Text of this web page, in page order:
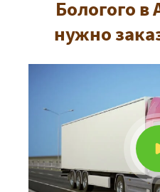
Бологого в
нужно